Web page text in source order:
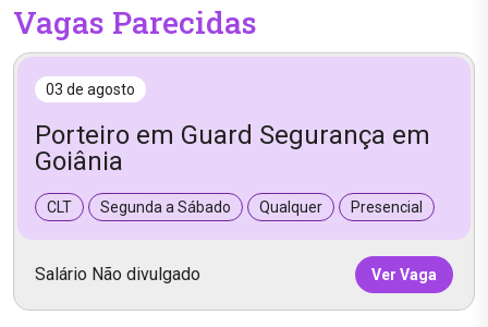
Vagas Parecidas
03 de agosto
Porteiro em Guard Segurança em
Goiânia
CLT Segunda a Sábado Qualquer Presencial
Salário Não divulgado Ver Vaga